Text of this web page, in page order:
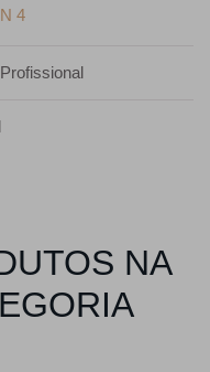
4
NA